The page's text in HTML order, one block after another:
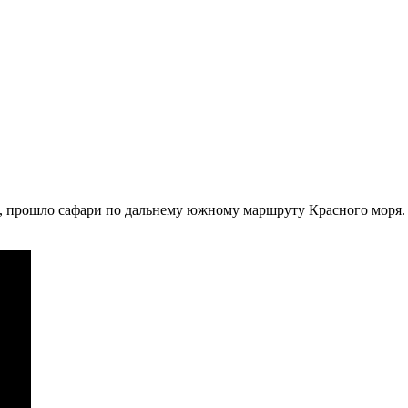
, прошло сафари по дальнему южному маршруту Красного